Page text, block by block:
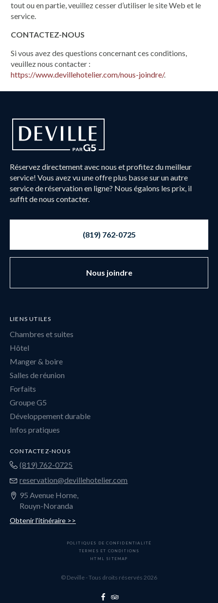
tout ou en partie, veuillez cesser d’utiliser le site Web et le
service.
CONTACTEZ-NOUS
Si vous avez des questions concernant ces conditions,
veuillez nous contacter :
https://www.devillehotelier.com/nous-joindre/.
Réservez directement avec nous et profitez du meilleur
service! Vous avez vu une offre plus basse sur un autre
service de réservation en ligne? Nous égalons les prix, il
suffit de nous contacter.
(819) 762-0725
Nous joindre
LIENS UTILES
Chambres et suites
Hôtel
Manger & boire
Salles de réunion
Forfaits
Groupe G5
Développement durable
Infos pratiques
CONTACTEZ-NOUS
(819) 762-0725
reservation@devillehotelier.com
95 Avenue Horne,
Rouyn-Noranda
Obtenir l'itinéraire >>
POLITIQUES DE CONFIDENTIALITÉ
TERMES ET CONDITIONS
HTML SITEMAP
© Deville - Tous droits réservés 2026